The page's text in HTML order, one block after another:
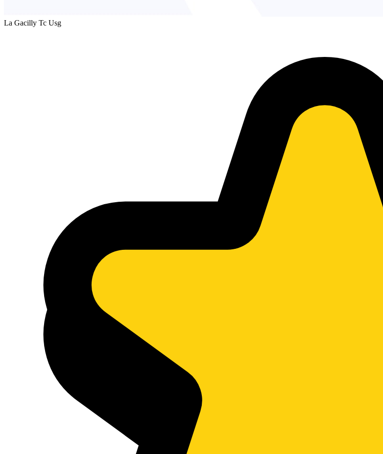
La Gacilly Tc Usg